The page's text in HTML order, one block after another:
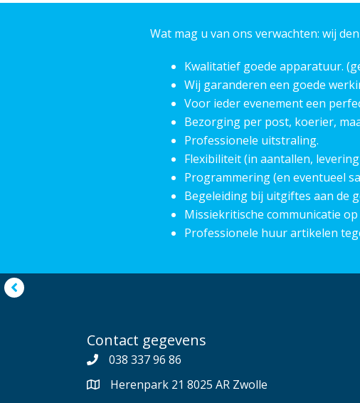
Wat mag u van ons verwachten: wij
Kwalitatief goede apparatuur.
Wij garanderen een goede
Voor ieder evenement een
Bezorging per post, koerier,
Professionele uitstraling.
Flexibiliteit (in aantallen,
Programmering (en eventueel
Begeleiding bij uitgiftes aan de
Missiekritische communicatie
Professionele huur artikelen
Contact gegevens
038 337 96 86
Herenpark 21 8025 AR Zwolle